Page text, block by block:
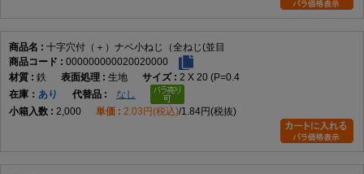
A2. 軸部全体にねじ山が加工された形状です。
Q3. なべ頭の特徴は何ですか。
A3. 丸みのある頭部形状で、幅広い締結用途に使用されます。
十字穴付（＋）ナベ小ねじ（全ねじ(並目
000000000020020000
鉄
生地
2 X 20 (P=0.4
在庫
あり
なし
2,000
2.03円(税込) 1.84円(税抜)